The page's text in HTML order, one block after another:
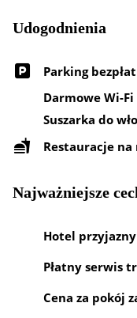
Udogodnienia
Parking
Darmowe Wi-Fi
Suszarka do
Restauracje na
Najważniejsze
Hotel
Płatny serwis
Cena za pokój